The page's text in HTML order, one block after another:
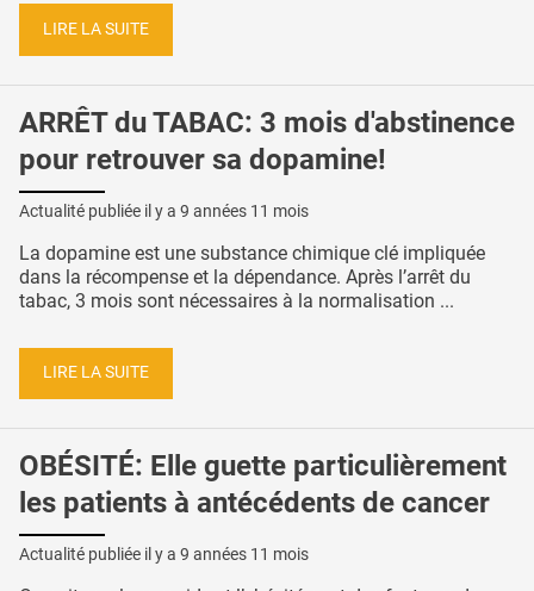
LIRE LA SUITE
ARRÊT du TABAC: 3 mois d'abstinence
pour retrouver sa dopamine!
Actualité publiée il y a 9 années 11 mois
La dopamine est une substance chimique clé impliquée
dans la récompense et la dépendance. Après l’arrêt du
tabac, 3 mois sont nécessaires à la normalisation ...
LIRE LA SUITE
OBÉSITÉ: Elle guette particulièrement
les patients à antécédents de cancer
Actualité publiée il y a 9 années 11 mois